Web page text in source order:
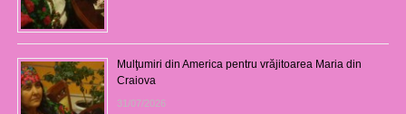
Mulţumiri din America pentru vrăjitoarea Maria din
Craiova
31/07/2026